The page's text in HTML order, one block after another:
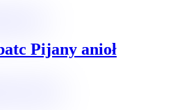
Pijany anioł